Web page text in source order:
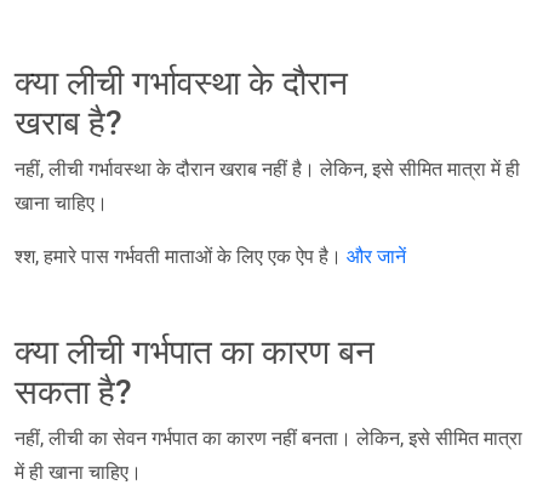
क्या लीची गर्भावस्था के दौरान
खराब है?
नहीं, लीची गर्भावस्था के दौरान खराब नहीं है। लेकिन, इसे सीमित मात्रा में ही
खाना चाहिए।
श्श, हमारे पास गर्भवती माताओं के लिए एक ऐप है। और जानें
क्या लीची गर्भपात का कारण बन
सकता है?
नहीं, लीची का सेवन गर्भपात का कारण नहीं बनता। लेकिन, इसे सीमित मात्रा
में ही खाना चाहिए।